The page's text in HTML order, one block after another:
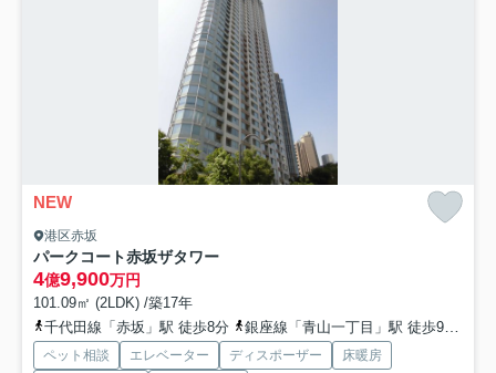
NEW
港区赤坂
パークコート赤坂ザタワー
4億9,900万円
101.09㎡ (2LDK) /築17年
千代田線「赤坂」駅 徒歩8分
銀座線「青山一丁目」駅 徒歩9分
ペット相談 エレベーター ディスポーザー
床暖房